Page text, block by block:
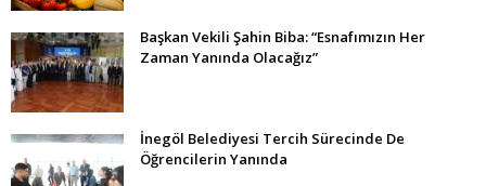
Başkan Vekili Şahin Biba: “Esnafımızın Her
Zaman Yanında Olacağız”
İnegöl Belediyesi Tercih Sürecinde De
Öğrencilerin Yanında